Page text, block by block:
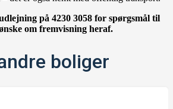
på 4230 3058 for spørgsmål til
om fremvisning heraf.
boliger